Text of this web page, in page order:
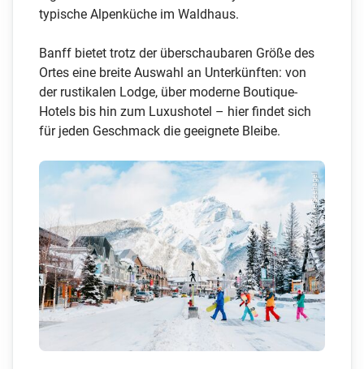
typische Alpenküche im Waldhaus.
Banff bietet trotz der überschaubaren Größe des
Ortes eine breite Auswahl an Unterkünften: von
der rustikalen Lodge, über moderne Boutique-
Hotels bis hin zum Luxushotel – hier findet sich
für jeden Geschmack die geeignete Bleibe.
© Mike Seehagel